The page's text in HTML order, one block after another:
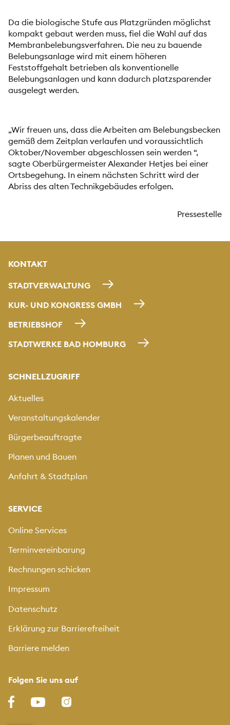
Da die biologische Stufe aus Platzgründen möglichst
kompakt gebaut werden muss, fiel die Wahl auf das
Membranbelebungsverfahren. Die neu zu bauende
Belebungsanlage wird mit einem höheren
Feststoffgehalt betrieben als konventionelle
Belebungsanlagen und kann dadurch platzsparender
ausgelegt werden.
„Wir freuen uns, dass die Arbeiten am Belebungsbecken
gemäß dem Zeitplan verlaufen und voraussichtlich
Oktober/November abgeschlossen sein werden “,
sagte Oberbürgermeister Alexander Hetjes bei einer
Ortsbegehung. In einem nächsten Schritt wird der
Abriss des alten Technikgebäudes erfolgen.
Pressestelle
KONTAKT
STADTVERWALTUNG
KUR- UND KONGRESS GMBH
BETRIEBSHOF
STADTWERKE BAD HOMBURG
SCHNELLZUGRIFF
Aktuelles
Veranstaltungskalender
Bürgerbeauftragte
Planen und Bauen
Anfahrt & Stadtplan
SERVICE
Online Services
Terminvereinbarung
Rechnungen schicken
Impressum
Datenschutz
Erklärung zur Barrierefreiheit
Barriere melden
Folgen Sie uns auf